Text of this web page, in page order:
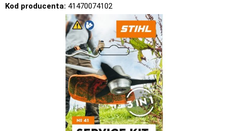
Kod producenta: 41470074102